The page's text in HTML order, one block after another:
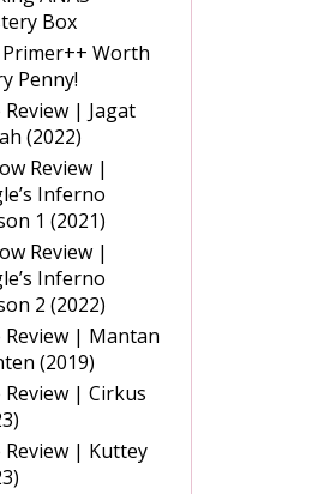
Box
Worth
Penny!
Review | Jagat
(2022)
Review |
Inferno
1 (2021)
Review |
Inferno
2 (2022)
Review | Mantan
(2019)
Review | Cirkus
Review | Kuttey